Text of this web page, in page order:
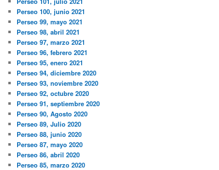
Perseo 100, junio 2021
Perseo 99, mayo 2021
Perseo 98, abril 2021
Perseo 97, marzo 2021
Perseo 96, febrero 2021
Perseo 95, enero 2021
Perseo 94, diciembre 2020
Perseo 93, noviembre 2020
Perseo 92, octubre 2020
Perseo 91, septiembre 2020
Perseo 90, Agosto 2020
Perseo 89, Julio 2020
Perseo 88, junio 2020
Perseo 87, mayo 2020
Perseo 86, abril 2020
Perseo 85, marzo 2020